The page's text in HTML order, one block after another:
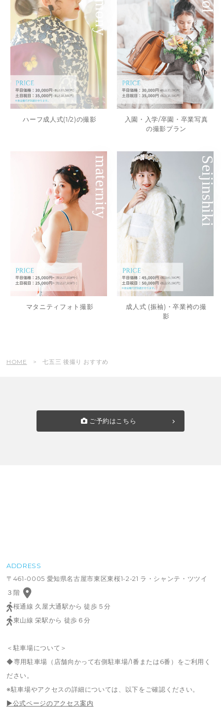
ハーフ成人式(1/2)の撮影
入園・入学/卒園・卒業写真
の撮影プラン
maternity
マタニティフォト撮影
Seijinshiki
成人式 (振袖)・卒業袴の撮
影
HOME 七五三 後撮り おすすめ
ご予約はこちら
ADDRESS
〒461-0005 愛知県名古屋市東区東桜1-2-21 ラ・シャンテ・ツツイ
３階
桜通線 久屋大通駅から 徒歩５分
東山線 栄駅から 徒歩６分
＜駐車場について＞
◆専用駐車場（店舗向かって右側駐車場/1番または6番）をご利用く
ださい。
※駐車場やアクセスの詳細については、以下をご確認ください。
▶公式ページのアクセス案内